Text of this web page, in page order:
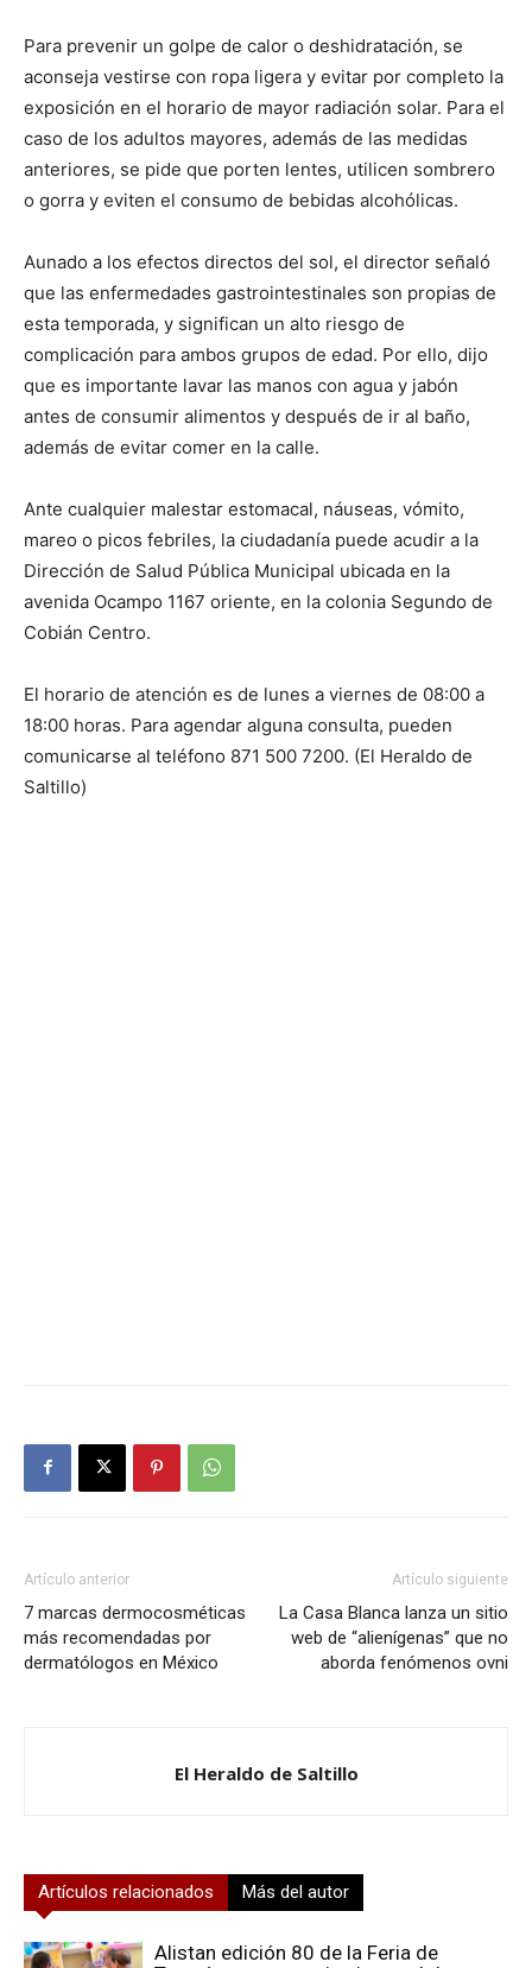
Para prevenir un golpe de calor o deshidratación, se
aconseja vestirse con ropa ligera y evitar por completo la
exposición en el horario de mayor radiación solar. Para el
caso de los adultos mayores, además de las medidas
anteriores, se pide que porten lentes, utilicen sombrero
o gorra y eviten el consumo de bebidas alcohólicas.
Aunado a los efectos directos del sol, el director señaló
que las enfermedades gastrointestinales son propias de
esta temporada, y significan un alto riesgo de
complicación para ambos grupos de edad. Por ello, dijo
que es importante lavar las manos con agua y jabón
antes de consumir alimentos y después de ir al baño,
además de evitar comer en la calle.
Ante cualquier malestar estomacal, náuseas, vómito,
mareo o picos febriles, la ciudadanía puede acudir a la
Dirección de Salud Pública Municipal ubicada en la
avenida Ocampo 1167 oriente, en la colonia Segundo de
Cobián Centro.
El horario de atención es de lunes a viernes de 08:00 a
18:00 horas. Para agendar alguna consulta, pueden
comunicarse al teléfono 871 500 7200. (El Heraldo de
Saltillo)
Artículo anterior
7 marcas dermocosméticas
más recomendadas por
dermatólogos en México
Artículo siguiente
La Casa Blanca lanza un sitio
web de “alienígenas” que no
aborda fenómenos ovni
El Heraldo de Saltillo
Artículos relacionados Más del autor
Alistan edición 80 de la Feria de